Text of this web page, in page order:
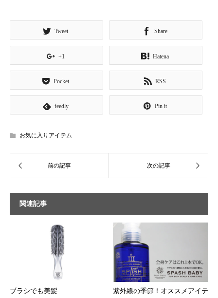
Tweet Share
+1 Hatena
Pocket RSS
feedly Pin it
お気に入りアイテム
関連記事
ブラシでも美髪
紫外線の季節！オススメアイテ